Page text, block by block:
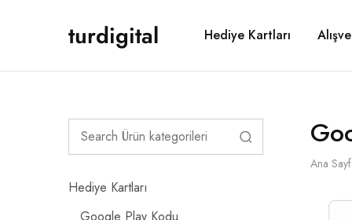
turdigital
TURDIGITAL
Dijital
&
&
Üyelik
Paketleri
Hediye Kartları
Ana
Hediye Kartları